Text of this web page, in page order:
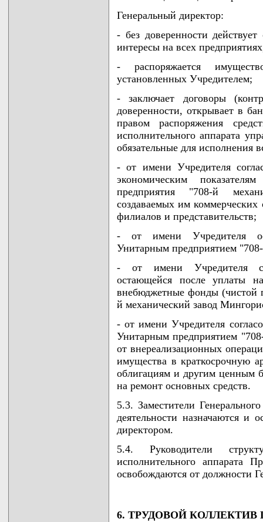
Генеральный директор:
- без доверенности
интересы на всех
- распоряжается
установленных Учредителем;
- заключает договоры
доверенности, открывает в
правом распоряжения
исполнительного аппарата
обязательные для исполнения
- от имени Учредителя
экономическим
предприятия "708-й
создаваемых им коммерческих
филиалов и представительств;
- от имени Учредителя
Унитарным предприятием
- от имени Учредителя
остающейся после уплаты
внебюджетные фонды (чистой
й механический завод
- от имени Учредителя
Унитарным предприятием
от внереализационных
имущества в краткосрочную
облигациям и другим ценным
на ремонт основных средств.
5.3. Заместители
деятельности назначаются и
директором.
5.4. Руководители
исполнительного аппарата
освобождаются от должности
6. ТРУДОВОЙ КОЛЛЕКТИВ